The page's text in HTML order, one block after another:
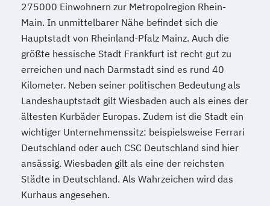
275000 Einwohnern zur Metropolregion Rhein-
Main. In unmittelbarer Nähe befindet sich die
Hauptstadt von Rheinland-Pfalz Mainz. Auch die
größte hessische Stadt Frankfurt ist recht gut zu
erreichen und nach Darmstadt sind es rund 40
Kilometer. Neben seiner politischen Bedeutung als
Landeshauptstadt gilt Wiesbaden auch als eines der
ältesten Kurbäder Europas. Zudem ist die Stadt ein
wichtiger Unternehmenssitz: beispielsweise Ferrari
Deutschland oder auch CSC Deutschland sind hier
ansässig. Wiesbaden gilt als eine der reichsten
Städte in Deutschland. Als Wahrzeichen wird das
Kurhaus angesehen.